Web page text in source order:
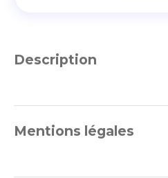
Description
Mentions légales